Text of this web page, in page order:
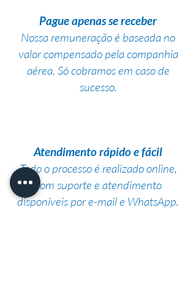
Pague apenas se receber
Nossa remuneração é baseada no
valor compensado pela companhia
aérea. Só cobramos em caso de
sucesso.
Atendimento rápido e fácil
Todo o processo é realizado online,
com suporte e atendimento
disponíveis por e-mail e WhatsApp.